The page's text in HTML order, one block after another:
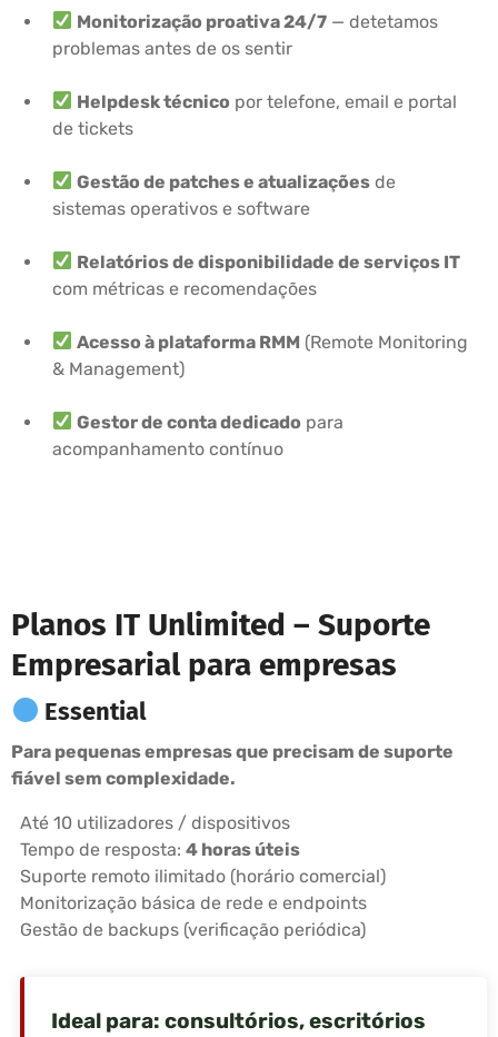
Monitorização proativa 24/7 — detetamos
problemas antes de os sentir
Helpdesk técnico por telefone, email e portal
de tickets
Gestão de patches e atualizações de
sistemas operativos e software
Relatórios de disponibilidade de serviços IT
com métricas e recomendações
Acesso à plataforma RMM (Remote Monitoring
& Management)
Gestor de conta dedicado para
acompanhamento contínuo
Planos IT Unlimited – Suporte
Empresarial para empresas
Essential
Para pequenas empresas que precisam de suporte
fiável sem complexidade.
Até 10 utilizadores / dispositivos
Tempo de resposta: 4 horas úteis
Suporte remoto ilimitado (horário comercial)
Monitorização básica de rede e endpoints
Gestão de backups (verificação periódica)
Ideal para: consultórios, escritórios